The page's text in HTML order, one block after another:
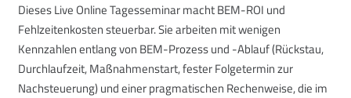
Dieses Live Online Tagesseminar macht BEM-ROI und
Fehlzeitenkosten steuerbar. Sie arbeiten mit wenigen
Kennzahlen entlang von BEM-Prozess und -Ablauf (Rückstau,
Durchlaufzeit, Maßnahmenstart, fester Folgetermin zur
Nachsteuerung) und einer pragmatischen Rechenweise, die im